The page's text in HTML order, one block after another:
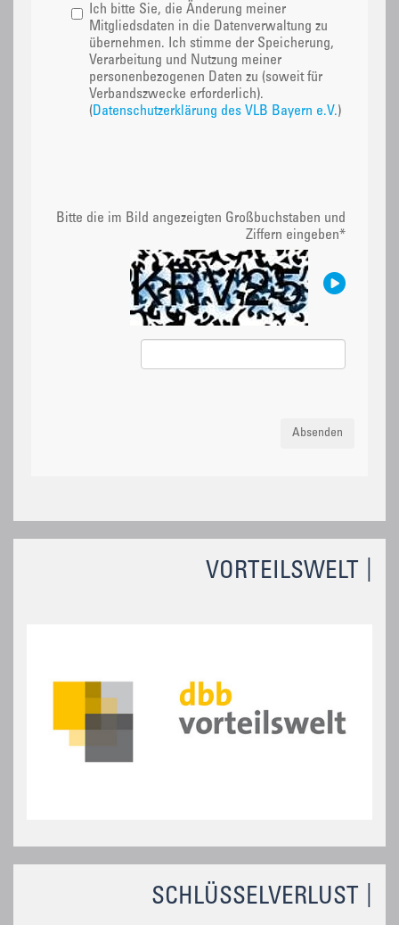
VORTEILSWELT
SCHLÜSSELVERLUST
Ich bitte Sie, die Änderung meiner
Mitgliedsdaten in die Datenverwaltung zu
übernehmen. Ich stimme der Speicherung,
Verarbeitung und Nutzung meiner
personenbezogenen Daten zu (soweit für
Verbandszwecke erforderlich).
(Datenschutzerklärung des VLB Bayern e.V.)
Bitte die im Bild angezeigten Großbuchstaben und
Ziffern eingeben*
Absenden